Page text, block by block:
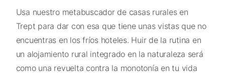
Usa nuestro metabuscador de casas rurales en
Trept para dar con esa que tiene unas vistas que no
encuentras en los fríos hoteles. Huir de la rutina en
un alojamiento rural integrado en la naturaleza será
como una revuelta contra la monotonía en tu vida